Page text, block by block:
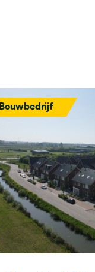
Bouwbedrijf